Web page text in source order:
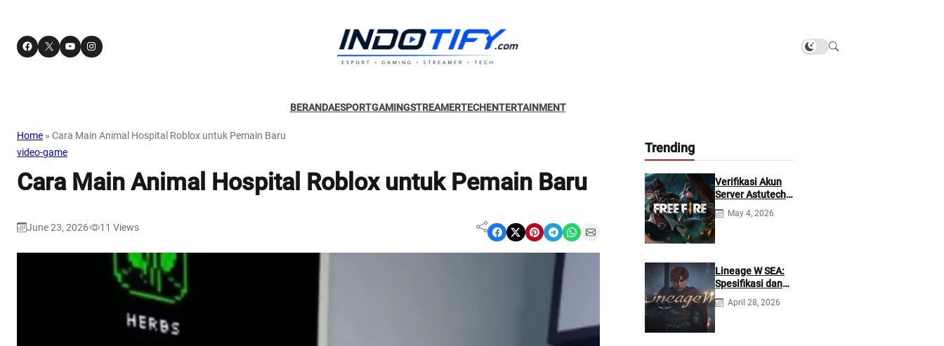
Facebook X YouTube Instagram
BERANDAESPORTGAMINGSTREAMERTECHENTERTAINMENT
Home » Cara Main Animal Hospital Roblox untuk Pemain Baru
video-game
Cara Main Animal Hospital Roblox untuk Pemain Baru
June 23, 2026 11 Views Share on Facebook Share on X Share on Pinterest Share on Telegram Share on WhatsApp Share on Email
Trending
Verifikasi Akun
Server Astutech
Free Fire Gratis
May 4, 2026
Lineage W SEA:
Spesifikasi dan
Tanggal Rilis
April 28, 2026